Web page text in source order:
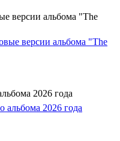
версии альбома "The
2026 года